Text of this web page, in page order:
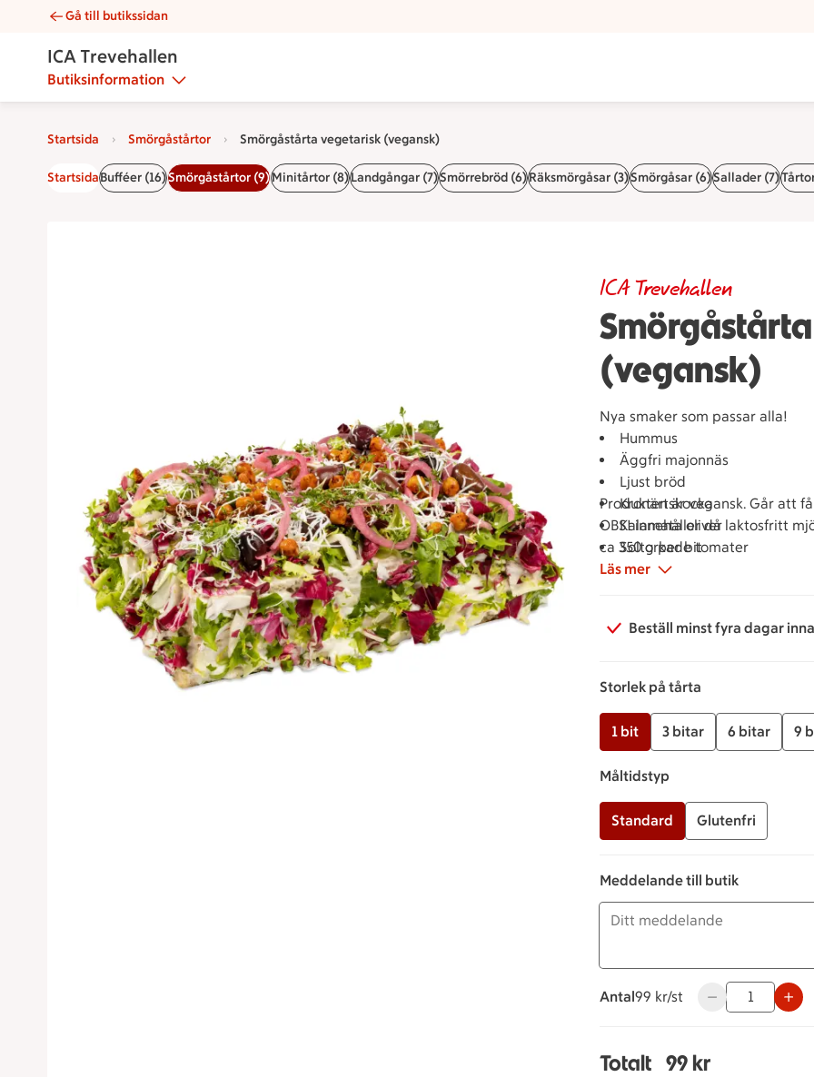
Smörgåstårta vegetarisk (vegansk) | Catering ICA Trevehallen
Gå till butikssidan
ICA Trevehallen
Butiksinformation
Startsida Smörgåstårtor Smörgåstårta vegetarisk (vegansk)
StartsidaBufféer (16)Smörgåstårtor (9)Minitårtor (8)Landgångar (7)Smörrebröd (6)Räksmörgåsar (3)Smörgåsar (6)Sallader (7)
(vegansk)
ICA Trevehallen
Nya smaker som passar alla!
Hummus
Äggfri majonnäs
Ljust bröd
Kronärtskocka
Kalamata oliver
Soltorkade tomater
Chilirostade kikärtor
Produkten är vegansk. Går att
OBS! innehåller då laktosfritt
ca 350 g per bit
Läs mer
Beställ minst fyra dagar
Storlek på tårta
1 bit 3 bitar 6 bitar 9
Måltidstyp
Standard Glutenfri
Meddelande till butik
Antal
99 kronor styck
99 kr/st Använd
Totalt Totalt 1 stycken
99 kr